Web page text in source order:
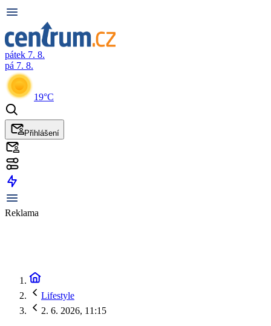
pátek 7. 8.
pá 7. 8.
19°C
Přihlášení
Reklama
Lifestyle
2. 6. 2026, 11:15